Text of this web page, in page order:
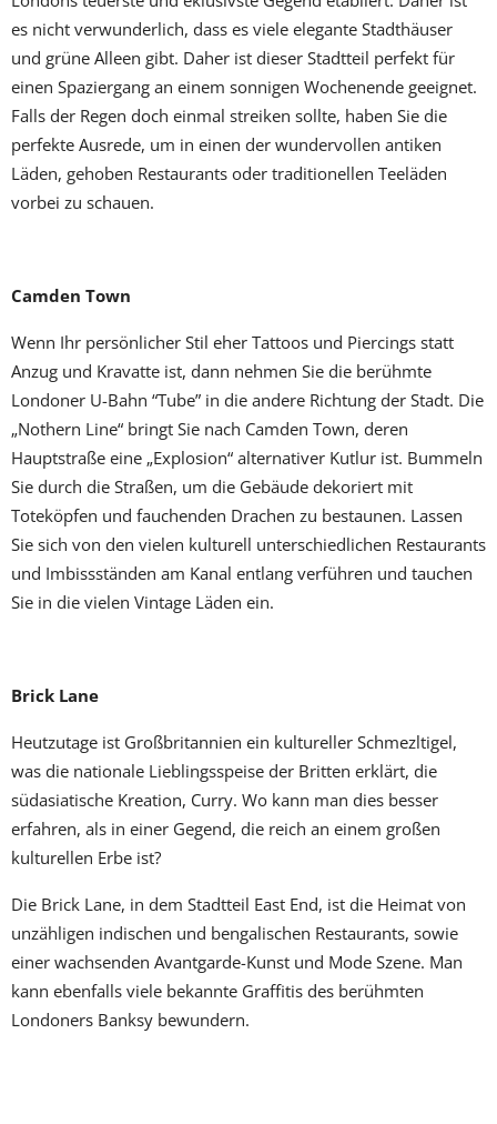
es nicht verwunderlich, dass es viele elegante Stadthäuser
und grüne Alleen gibt. Daher ist dieser Stadtteil perfekt für
einen Spaziergang an einem sonnigen Wochenende geeignet.
Falls der Regen doch einmal streiken sollte, haben Sie die
perfekte Ausrede, um in einen der wundervollen antiken
Läden, gehoben Restaurants oder traditionellen Teeläden
vorbei zu schauen.
Camden Town
Wenn Ihr persönlicher Stil eher Tattoos und Piercings statt
Anzug und Kravatte ist, dann nehmen Sie die berühmte
Londoner U-Bahn “Tube” in die andere Richtung der Stadt. Die
„Nothern Line“ bringt Sie nach Camden Town, deren
Hauptstraße eine „Explosion“ alternativer Kutlur ist. Bummeln
Sie durch die Straßen, um die Gebäude dekoriert mit
Toteköpfen und fauchenden Drachen zu bestaunen. Lassen
Sie sich von den vielen kulturell unterschiedlichen Restaurants
und Imbissständen am Kanal entlang verführen und tauchen
Sie in die vielen Vintage Läden ein.
Brick Lane
Heutzutage ist Großbritannien ein kultureller Schmezltigel,
was die nationale Lieblingsspeise der Britten erklärt, die
südasiatische Kreation, Curry. Wo kann man dies besser
erfahren, als in einer Gegend, die reich an einem großen
kulturellen Erbe ist?
Die Brick Lane, in dem Stadtteil East End, ist die Heimat von
unzähligen indischen und bengalischen Restaurants, sowie
einer wachsenden Avantgarde-Kunst und Mode Szene. Man
kann ebenfalls viele bekannte Graffitis des berühmten
Londoners Banksy bewundern.